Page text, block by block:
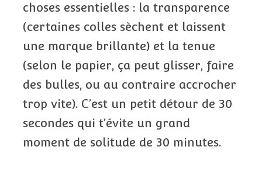
choses essentielles : la transparence
(certaines colles sèchent et laissent
une marque brillante) et la tenue
(selon le papier, ça peut glisser, faire
des bulles, ou au contraire accrocher
trop vite). C’est un petit détour de 30
secondes qui t’évite un grand
moment de solitude de 30 minutes.